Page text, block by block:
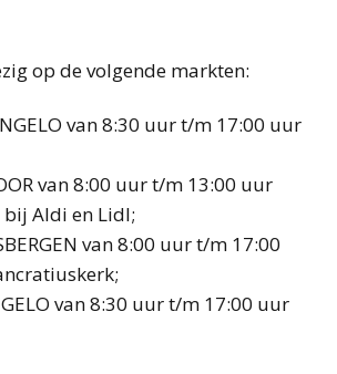
op de volgende markten:
van 8:30 uur t/m 17:00 uur
van 8:00 uur t/m 13:00 uur
Aldi en Lidl;
van 8:00 uur t/m 17:00
van 8:30 uur t/m 17:00 uur